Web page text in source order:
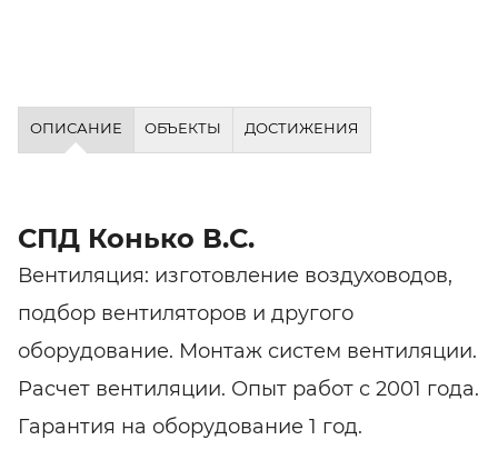
ОПИСАНИЕ ОБЪЕКТЫ ДОСТИЖЕНИЯ
СПД Конько В.С.
Вентиляция: изготовление воздуховодов,
подбор вентиляторов и другого
оборудование. Монтаж систем вентиляции.
Расчет вентиляции. Опыт работ с 2001 года.
Гарантия на оборудование 1 год.